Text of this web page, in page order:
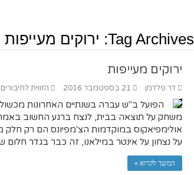
Tag Archives: ירוקים מעייפות
ירוקים מעייפות
דר פלדמן 21 בספטמבר 2016 הזווית לחיבורים
הפועל ב"ש עברה בשנתיים האחרונות
משחק על תוצאה בבית, לנצח ברגע החשוב באמת
אולימפיאקוס במוקדמות הצ'מפיונס הם רק
על נצחון על אינטר במילאנו, זה כבר בגדר
המשך לקרוא »